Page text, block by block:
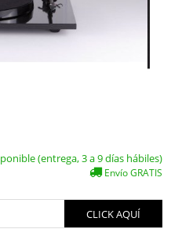
(entrega, 3 a 9 días hábiles)
Envío GRATIS
CLICK AQUÍ